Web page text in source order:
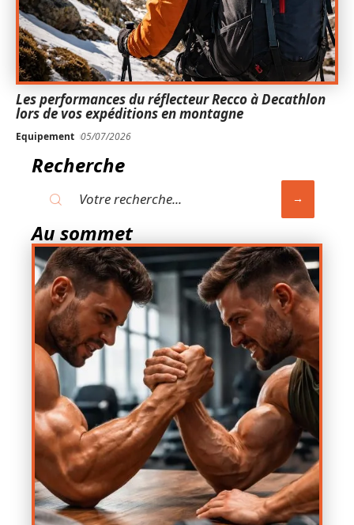
Les performances du réflecteur Recco à Decathlon
lors de vos expéditions en montagne
Equipement 05/07/2026
Recherche
Au sommet